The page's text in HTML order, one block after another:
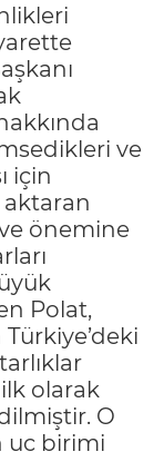
ve
için
aktaran
önemine
Polat,
olarak
O
uç birimi